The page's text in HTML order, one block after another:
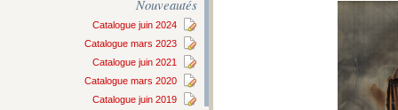
Nouveautés
Catalogue juin 2024
Catalogue mars 2023
Catalogue juin 2021
Catalogue mars 2020
Catalogue juin 2019